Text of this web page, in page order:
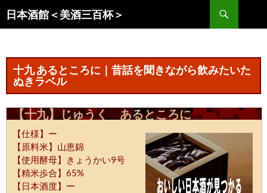
ン
ス
キ
ッ
日本酒館＜美酒三百杯＞
索
十九 あるところに｜昔話を聞きながら飲みたいた
ぬきラベル
【十九】じゅうく あるところに
【仕様】ー
【原料米】山恵錦
【使用酵母】きょうかい9号
【精米歩合】65%
【日本酒度】ー